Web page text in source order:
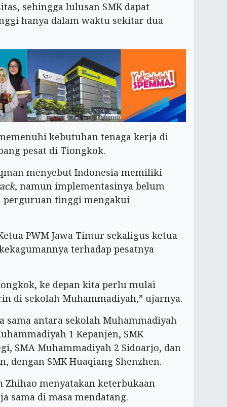
sehingga lulusan SMK dapat
hanya dalam waktu sekitar dua
kebutuhan tenaga kerja di
pesat di Tiongkok.
menyebut Indonesia memiliki
, namun implementasinya belum
perguruan tinggi mengakui
PWM Jawa Timur sekaligus ketua
terhadap pesatnya
ke depan kita perlu mulai
di sekolah Muhammadiyah,” ujarnya.
antara sekolah Muhammadiyah
1 Kepanjen, SMK
SMA Muhammadiyah 2 Sidoarjo, dan
dengan SMK Huaqiang Shenzhen.
Zhihao menyatakan keterbukaan
sama di masa mendatang.